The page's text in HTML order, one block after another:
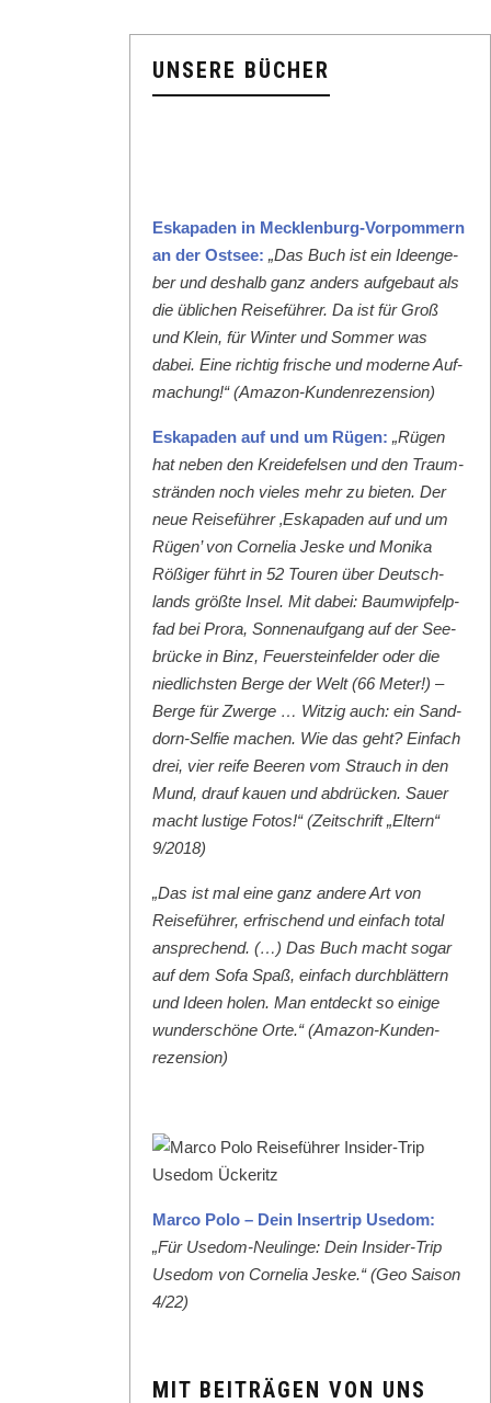
UNSERE BÜCHER
Eska­paden in Meck­len­burg-Vor­pom­mern
an der Ost­see: „Das Buch ist ein Ideenge­
ber und deshalb ganz anders aufge­baut als
die üblichen Reise­führer. Da ist für Groß
und Klein, für Win­ter und Som­mer was
dabei. Eine richtig frische und mod­erne Auf­
machung!“ (Ama­zon-Kun­den­rezen­sion)
Eska­paden auf und um Rügen: „Rügen
hat neben den Krei­de­felsen und den Traum­
strän­den noch vieles mehr zu bieten. Der
neue Reise­führer ‚Eska­paden auf und um
Rügen’ von Cor­nelia Jeske und Moni­ka
Rößiger führt in 52 Touren über Deutsch­
lands größte Insel. Mit dabei: Baumwipfelp­
fad bei Pro­ra, Son­nenauf­gang auf der See­
brücke in Binz, Feuer­ste­in­felder oder die
niedlich­sten Berge der Welt (66 Meter!) –
Berge für Zwerge … Witzig auch: ein Sand­
dorn-Self­ie machen. Wie das geht? Ein­fach
drei, vier reife Beeren vom Strauch in den
Mund, drauf kauen und abdrück­en. Sauer
macht lustige Fotos!“ (Zeitschrift „Eltern“
9/2018)
„Das ist mal eine ganz andere Art von
Reise­führer, erfrischend und ein­fach total
ansprechend. (…) Das Buch macht sog­ar
auf dem Sofa Spaß, ein­fach durch­blät­tern
und Ideen holen. Man ent­deckt so einige
wun­der­schöne Orte.“ (Ama­zon-Kun­den­
rezen­sion)
Mar­co Polo – Dein Inser­trip Use­dom:
„Für Use­dom-Neulinge: Dein Insid­er-Trip
Use­dom von Cor­nelia Jeske.“ (Geo Sai­son
4/22)
MIT BEITRÄGEN VON UNS